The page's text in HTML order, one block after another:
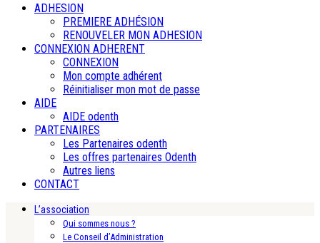
ADHESION
PREMIERE ADHÉSION
RENOUVELER MON ADHESION
CONNEXION ADHERENT
CONNEXION
Mon compte adhérent
Réinitialiser mon mot de passe
AIDE
AIDE odenth
PARTENAIRES
Les Partenaires odenth
Les offres partenaires Odenth
Autres liens
CONTACT
L’association
Qui sommes nous ?
Le Conseil d’Administration